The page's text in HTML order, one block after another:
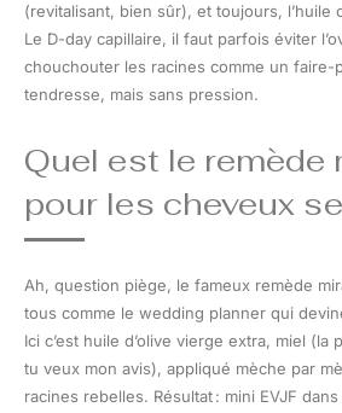
(revitalisant, bien sûr), et toujours, l’huile
Le D-day capillaire, il faut parfois éviter
chouchouter les racines comme un faire-
tendresse, mais sans pression.
Quel est le remède
pour les cheveux
Ah, question piège, le fameux remède
tous comme le wedding planner qui
Ici c’est huile d’olive vierge extra, miel
tu veux mon avis), appliqué mèche par
racines rebelles. Résultat : mini EVJF